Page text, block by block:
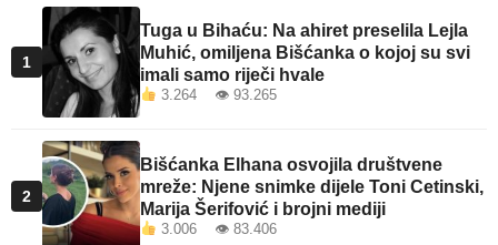
1
Tuga u Bihaću: Na ahiret preselila Lejla
Muhić, omiljena Bišćanka o kojoj su svi
imali samo riječi hvale
3.264 👁 93.265
2
Bišćanka Elhana osvojila društvene
mreže: Njene snimke dijele Toni Cetinski,
Marija Šerifović i brojni mediji
3.006 👁 83.406